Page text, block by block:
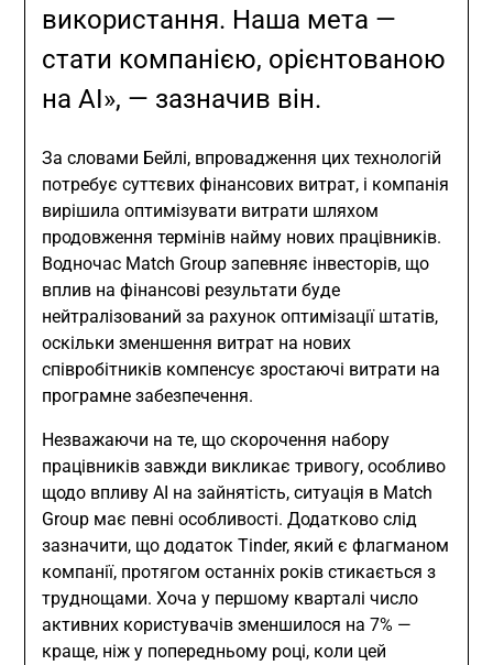
використання. Наша мета —
стати компанією, орієнтованою
на AI», — зазначив він.
За словами Бейлі, впровадження цих технологій
потребує суттєвих фінансових витрат, і компанія
вирішила оптимізувати витрати шляхом
продовження термінів найму нових працівників.
Водночас Match Group запевняє інвесторів, що
вплив на фінансові результати буде
нейтралізований за рахунок оптимізації штатів,
оскільки зменшення витрат на нових
співробітників компенсує зростаючі витрати на
програмне забезпечення.
Незважаючи на те, що скорочення набору
працівників завжди викликає тривогу, особливо
щодо впливу AI на зайнятість, ситуація в Match
Group має певні особливості. Додатково слід
зазначити, що додаток Tinder, який є флагманом
компанії, протягом останніх років стикається з
труднощами. Хоча у першому кварталі число
активних користувачів зменшилося на 7% —
краще, ніж у попередньому році, коли цей